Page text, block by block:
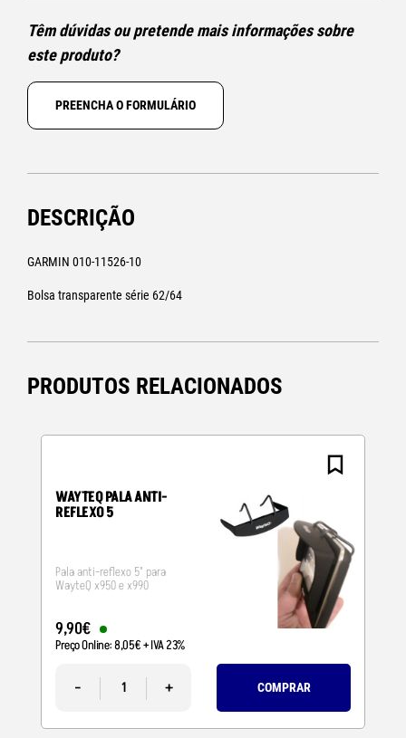
Têm dúvidas ou pretende mais informações sobre
este produto?
PREENCHA O FORMULÁRIO
DESCRIÇÃO
GARMIN 010-11526-10
Bolsa transparente série 62/64
PRODUTOS RELACIONADOS
WAYTEQ PALA ANTI-
REFLEXO 5
Pala anti-reflexo 5" para
WayteQ x950 e x990
9,90€
Preço Online:8,05€+ IVA 23%
- + COMPRAR